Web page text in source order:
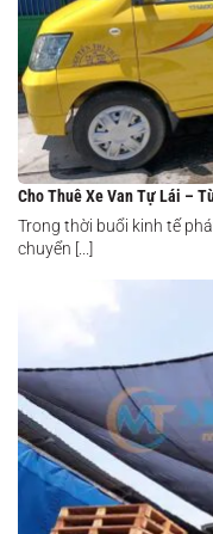
Cho Thuê Xe Van Tự Lái –
Trong thời buổi kinh tế
chuyển [...]